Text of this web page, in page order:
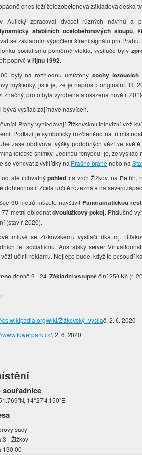
dnes leží železobetonová základová deska
Aulický zpracoval dvacet různých návrhů a
stabilních ocelobetonových sloupů,
se základním výpočtem šíření signálu pro
socialismu poměrně vlekla, vysílače byly
poprvév říjnu 1992.
byly na rozhlednu umístěny sochy lezoucích
myšlenky, jisté je, že je naprosto originální. R.
značný, proto byla vyrobena a osazena nově r.
bývá vysílač zajímavě nasvícen.
Prahy vyhledávají Žižkovskou televizní věž
Podlaží je symbolicky rozčleněno na tři
zase obdivovat výšky podobných věží ve
letecké snímky. Jedinou "chybou" je, že
se věnovat z vyhlídky na Prašné bráněnebo na
ale úchvatnýpohled na vrch Žižkov, na Petřín,
dohlednosti! Zcela určitě rozeznáte na
66 metrů můžete navštívit Panoramatickou
77 metrů objednatdvoulůžkový pokoj. Příslušné
(stav r. 2020).
mluvě se Žižkovskému vysílači říká mj.
let socialismu. Australský server
učinil reklamu. Nejlépe bude, když to posoudí
denně 9 - 24.Základní vstupnéčiní 250 Kč (r.
cs.wikipedia.org/wiki/Žižkovský_vysílač, 2. 6. 2020
www.towerpark.cz/, 2. 6. 2020
souřadnice
14°27'4.150"E
sady
3 - Žižkov
130 00